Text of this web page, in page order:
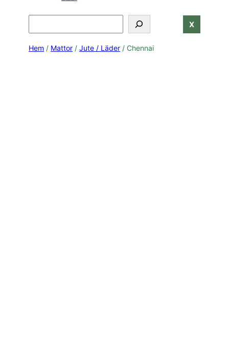
X
Hem / Mattor / Jute / Läder / Chennai